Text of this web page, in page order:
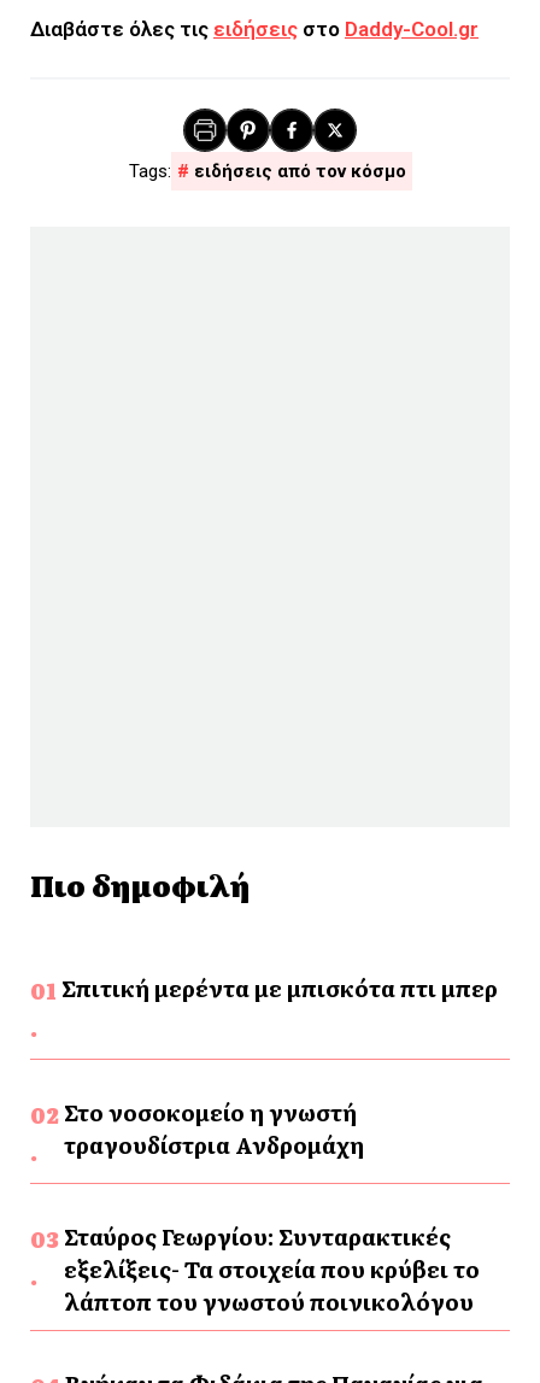
Διαβάστε όλες τις ειδήσεις στο Daddy-Cool.gr
ειδήσεις από τον κόσμο
Πιο δημοφιλή
Σπιτική μερέντα με μπισκότα πτι μπερ
Στο νοσοκομείο η γνωστή
τραγουδίστρια Ανδρομάχη
Σταύρος Γεωργίου: Συνταρακτικές
εξελίξεις- Τα στοιχεία που κρύβει το
λάπτοπ του γνωστού ποινικολόγου